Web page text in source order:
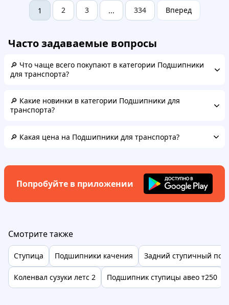
1 2 3 ... 334 Вперед
Часто задаваемые вопросы
🔎 Что чаще всего покупают в категории Подшипники
для транспорта?
🔎 Какие новинки в категории Подшипники для
транспорта?
🔎 Какая цена на Подшипники для транспорта?
Попробуйте в приложении
Смотрите также
Ступица Подшипники качения Задний ступичный
Коленвал сузуки летс 2 Подшипник ступицы авео т250